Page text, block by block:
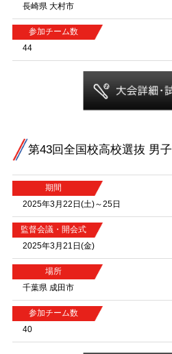
長崎県 大村市
参加チーム数
44
第43回全国校高校選抜 男子
期間
2025年3月22日(土)～25日
監督会議・開会式
2025年3月21日(金)
場所
千葉県 成田市
参加チーム数
40